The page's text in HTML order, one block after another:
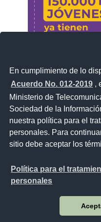
En cumplimiento de lo
Acuerdo No. 012-2019 ,
Ministerio de
Sociedad de la
nuestra política para el
personales. Para
sitio debe aceptar los
Política para el
personales
Contacto
Portal
Sistema
Av. Lira Ňan entre
Plataforma Gubernamental de
|